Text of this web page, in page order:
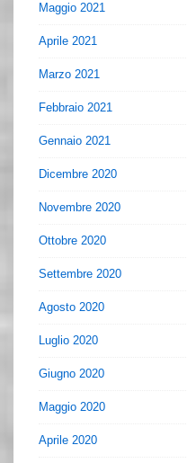
Maggio 2021
Aprile 2021
Marzo 2021
Febbraio 2021
Gennaio 2021
Dicembre 2020
Novembre 2020
Ottobre 2020
Settembre 2020
Agosto 2020
Luglio 2020
Giugno 2020
Maggio 2020
Aprile 2020